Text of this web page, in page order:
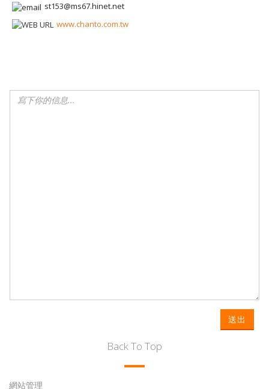
st153@ms67.hinet.net
www.chanto.com.tw
送出
Back To Top
網站管理